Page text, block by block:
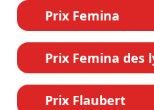
Prix Femina
Prix Femina des
Prix Flaubert